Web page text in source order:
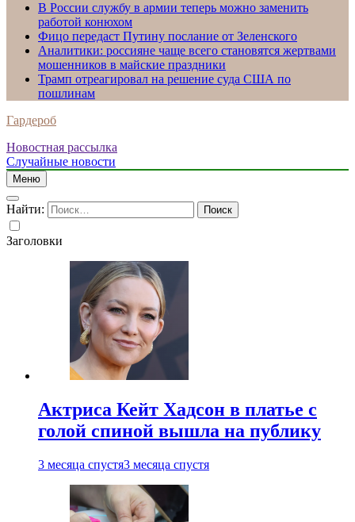
В России службу в армии теперь можно заменить
работой конюхом
Фицо передаст Путину послание от Зеленского
Аналитики: россияне чаще всего становятся жертвами
мошенников в майские праздники
Трамп отреагировал на решение суда США по
пошлинам
Гардероб
Новостная рассылка
Случайные новости
Меню
Найти:
Заголовки
Актриса Кейт Хадсон в платье с
голой спиной вышла на публику
3 месяца спустя3 месяца спустя